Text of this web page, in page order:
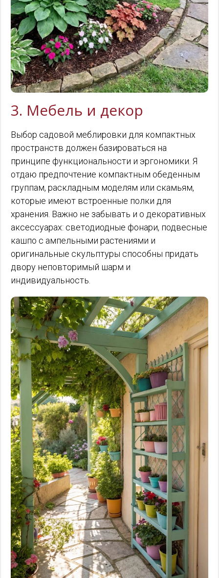
3. Мебель и декор
Выбор садовой меблировки для компактных
пространств должен базироваться на
принципе функциональности и эргономики. Я
отдаю предпочтение компактным обеденным
группам, раскладным моделям или скамьям,
которые имеют встроенные полки для
хранения. Важно не забывать и о декоративных
аксессуарах: светодиодные фонари, подвесные
кашпо с ампельными растениями и
оригинальные скульптуры способны придать
двору неповторимый шарм и
индивидуальность.